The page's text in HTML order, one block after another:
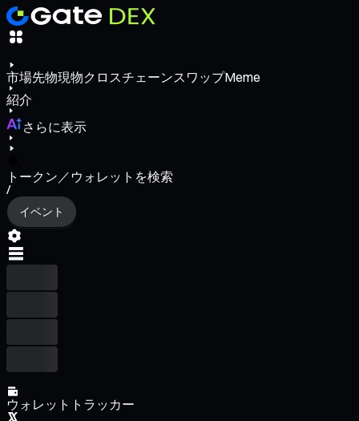
市場先物現物クロスチェーンスワップMeme
紹介
さらに表示
トークン／ウォレットを検索
/
イベント
ウォレットトラッカー